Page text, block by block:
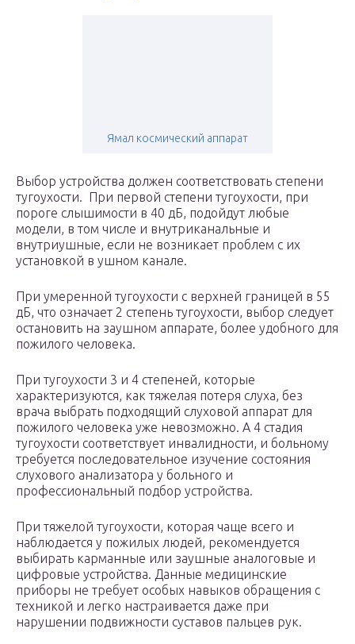
Ямал космический аппарат
Выбор устройства должен соответствовать степени
тугоухости. При первой степени тугоухости, при
пороге слышимости в 40 дБ, подойдут любые
модели, в том числе и внутриканальные и
внутриушные, если не возникает проблем с их
установкой в ушном канале.
При умеренной тугоухости с верхней границей в 55
дБ, что означает 2 степень тугоухости, выбор следует
остановить на заушном аппарате, более удобного для
пожилого человека.
При тугоухости 3 и 4 степеней, которые
характеризуются, как тяжелая потеря слуха, без
врача выбрать подходящий слуховой аппарат для
пожилого человека уже невозможно. А 4 стадия
тугоухости соответствует инвалидности, и больному
требуется последовательное изучение состояния
слухового анализатора у больного и
профессиональный подбор устройства.
При тяжелой тугоухости, которая чаще всего и
наблюдается у пожилых людей, рекомендуется
выбирать карманные или заушные аналоговые и
цифровые устройства. Данные медицинские
приборы не требует особых навыков обращения с
техникой и легко настраивается даже при
нарушении подвижности суставов пальцев рук.